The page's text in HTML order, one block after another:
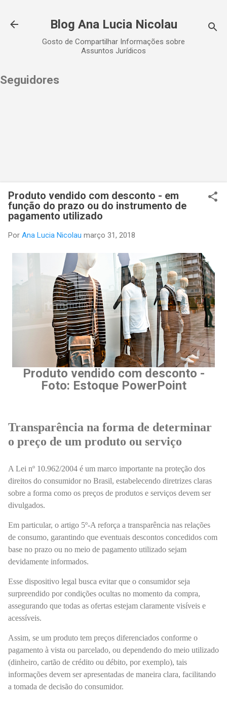
Blog Ana Lucia Nicolau
Gosto de Compartilhar Informações sobre
Assuntos Jurídicos
Seguidores
Produto vendido com desconto - em
função do prazo ou do instrumento de
pagamento utilizado
Por Ana Lucia Nicolau março 31, 2018
Produto vendido com desconto -
Foto: Estoque PowerPoint
Transparência na forma de determinar
o preço de um produto ou serviço
A Lei nº 10.962/2004 é um marco importante na proteção dos
direitos do consumidor no Brasil, estabelecendo diretrizes claras
sobre a forma como os preços de produtos e serviços devem ser
divulgados.
Em particular, o artigo 5º-A reforça a transparência nas relações
de consumo, garantindo que eventuais descontos concedidos com
base no prazo ou no meio de pagamento utilizado sejam
devidamente informados.
Esse dispositivo legal busca evitar que o consumidor seja
surpreendido por condições ocultas no momento da compra,
assegurando que todas as ofertas estejam claramente visíveis e
acessíveis.
Assim, se um produto tem preços diferenciados conforme o
pagamento à vista ou parcelado, ou dependendo do meio utilizado
(dinheiro, cartão de crédito ou débito, por exemplo), tais
informações devem ser apresentadas de maneira clara, facilitando
a tomada de decisão do consumidor.